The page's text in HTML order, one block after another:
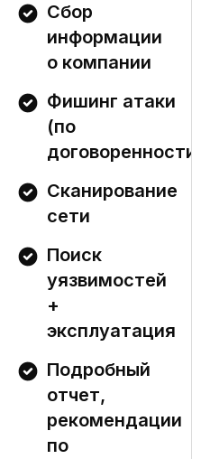
Сбор
информации
о компании
Фишинг атаки
(по
Сканирование
сети
Поиск
уязвимостей
+
эксплуатация
Подробный
отчет,
рекомендации
по